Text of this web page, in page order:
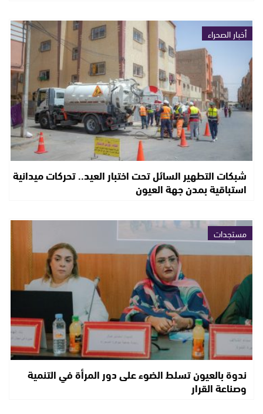
أخبار الصحراء
شبكات التطهير السائل تحت اختبار العيد.. تحركات ميدانية
استباقية بمدن جهة العيون
مستجدات
ندوة بالعيون تسلط الضوء على دور المرأة في التنمية
وصناعة القرار